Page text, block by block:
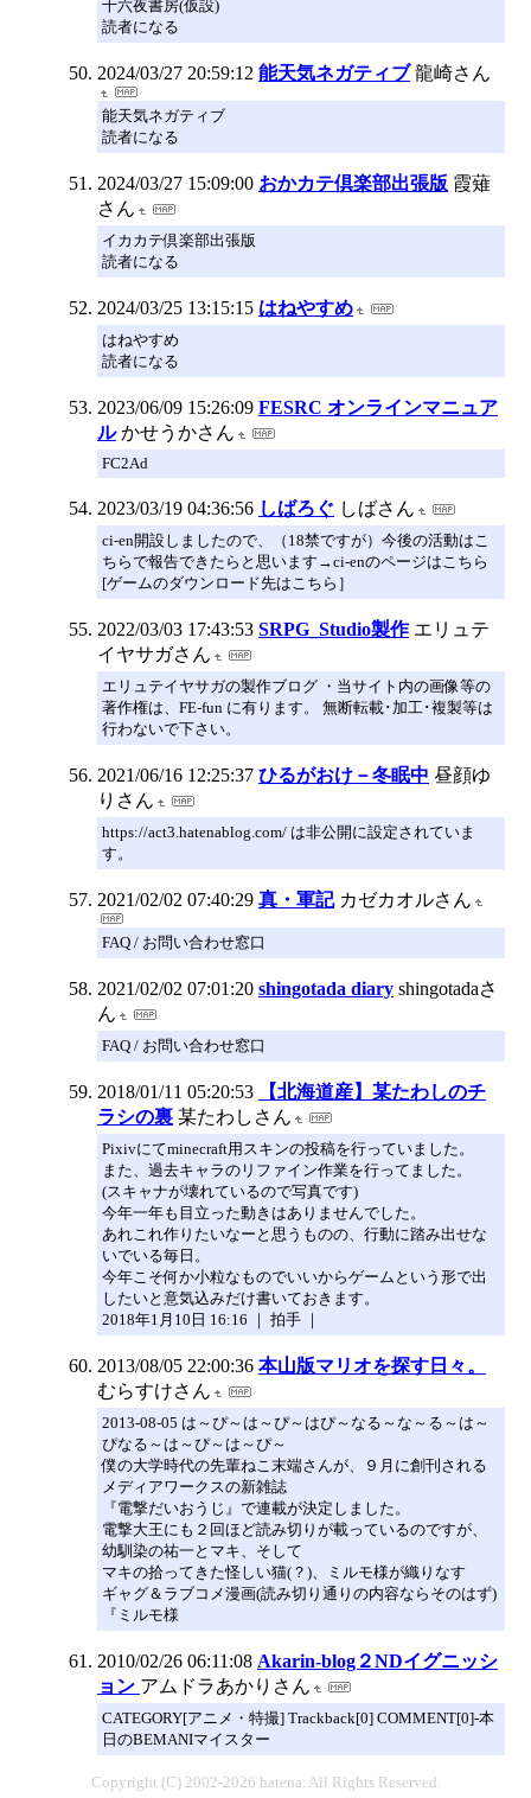
十六夜書房(仮設)
読者になる
2024/03/27 20:59:12 能天気ネガティブ 龍崎さん
能天気ネガティブ
読者になる
2024/03/27 15:09:00 おかカテ倶楽部出張版 霞薙
さん
イカカテ倶楽部出張版
読者になる
2024/03/25 13:15:15 はねやすめ
はねやすめ
読者になる
2023/06/09 15:26:09 FESRC オンラインマニュア
ル かせうかさん
FC2Ad
2023/03/19 04:36:56 しばろぐ しばさん
ci-en開設しましたので、（18禁ですが）今後の活動はこ
ちらで報告できたらと思います→ci-enのページはこちら
[ゲームのダウンロード先はこちら］
2022/03/03 17:43:53 SRPG_Studio製作 エリュテ
イヤサガさん
エリュテイヤサガの製作ブログ ・当サイト内の画像等の
著作権は、FE-fun に有ります。 無断転載･加工･複製等は
行わないで下さい。
2021/06/16 12:25:37 ひるがおけ－冬眠中 昼顔ゆ
りさん
https://act3.hatenablog.com/ は非公開に設定されていま
す。
2021/02/02 07:40:29 真・軍記 カゼカオルさん
FAQ / お問い合わせ窓口
2021/02/02 07:01:20 shingotada diary shingotadaさ
ん
FAQ / お問い合わせ窓口
2018/01/11 05:20:53
【北海道産】某たわしのチ
ラシの裏 某たわしさん
Pixivにてminecraft用スキンの投稿を行っていました。
また、過去キャラのリファイン作業を行ってました。
(スキャナが壊れているので写真です)
今年一年も目立った動きはありませんでした。
あれこれ作りたいなーと思うものの、行動に踏み出せな
いでいる毎日。
今年こそ何か小粒なものでいいからゲームという形で出
したいと意気込みだけ書いておきます。
2018年1月10日 16:16 ｜ 拍手 ｜
2013/08/05 22:00:36 本山版マリオを探す日々。
むらすけさん
2013-08-05 は～ぴ～は～ぴ～はぴ～なる～な～る～は～
ぴなる～は～ぴ～は～ぴ～
僕の大学時代の先輩ねこ末端さんが、９月に創刊される
メディアワークスの新雑誌
『電撃だいおうじ』で連載が決定しました。
電撃大王にも２回ほど読み切りが載っているのですが、
幼馴染の祐一とマキ、そして
マキの拾ってきた怪しい猫(？)、ミルモ様が織りなす
ギャグ＆ラブコメ漫画(読み切り通りの内容ならそのはず)
『ミルモ様
2010/02/26 06:11:08 Akarin-blog２NDイグニッシ
ョン アムドラあかりさん
CATEGORY[アニメ・特撮] Trackback[0] COMMENT[0]-本
日のBEMANIマイスター
Copyright (C) 2002-2026 hatena. All Rights Reserved.